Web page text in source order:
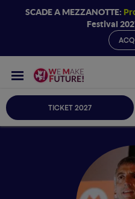
SCADE A MEZZANOTTE:
Festival
TICKET 2027